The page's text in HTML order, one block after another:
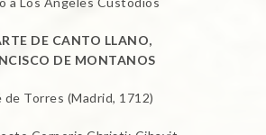
DE CANTO LLANO,
DE MONTANOS
de Torres (Madrid, 1712)